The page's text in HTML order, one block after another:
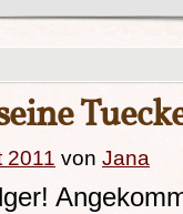
2011 von Jana